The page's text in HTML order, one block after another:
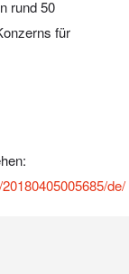
rund 50
für
de/